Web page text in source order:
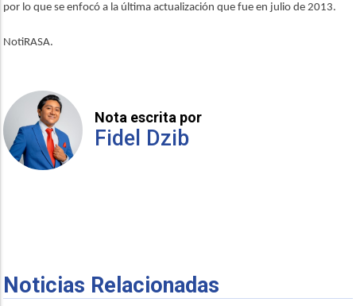
por lo que se enfocó a la última actualización que fue en julio de 2013.
NotiRASA.
Nota escrita por
Fidel Dzib
Noticias Relacionadas